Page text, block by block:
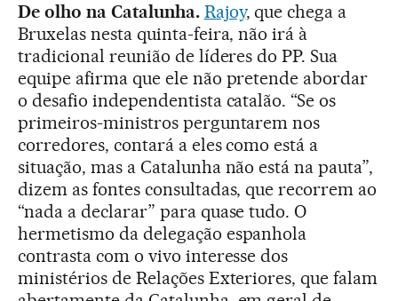
De olho na Catalunha. Rajoy, que chega a
Bruxelas nesta quinta-feira, não irá à
tradicional reunião de líderes do PP. Sua
equipe afirma que ele não pretende abordar
o desafio independentista catalão. “Se os
primeiros-ministros perguntarem nos
corredores, contará a eles como está a
situação, mas a Catalunha não está na pauta”,
dizem as fontes consultadas, que recorrem ao
“nada a declarar” para quase tudo. O
hermetismo da delegação espanhola
contrasta com o vivo interesse dos
ministérios de Relações Exteriores, que falam